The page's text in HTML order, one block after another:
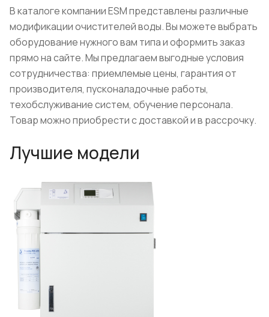
В каталоге компании ESM представлены различные
модификации очистителей воды. Вы можете выбрать
оборудование нужного вам типа и оформить заказ
прямо на сайте. Мы предлагаем выгодные условия
сотрудничества: приемлемые цены, гарантия от
производителя, пусконаладочные работы,
техобслуживание систем, обучение персонала.
Товар можно приобрести с доставкой и в рассрочку.
Лучшие модели